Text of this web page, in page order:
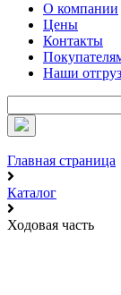
О компании
Цены
Контакты
Наши
Главная страница
Каталог
Ходовая часть